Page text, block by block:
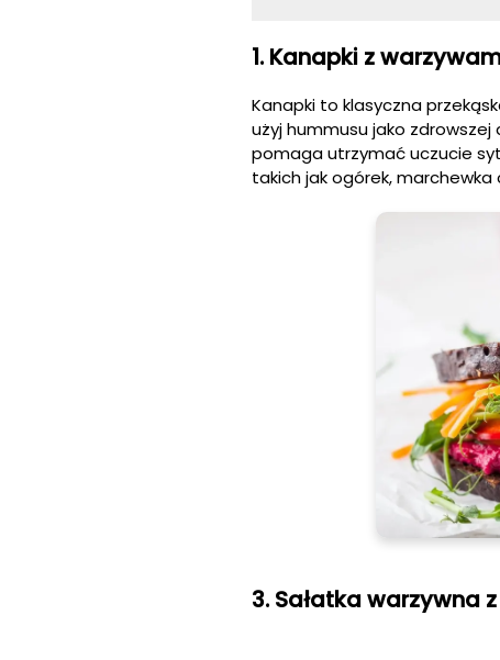
1. Kanapki z
Kanapki to klasyczna
użyj hummusu jako zdrowszej
pomaga utrzymać uczucie
takich jak ogórek,
3. Sałatka warzywna